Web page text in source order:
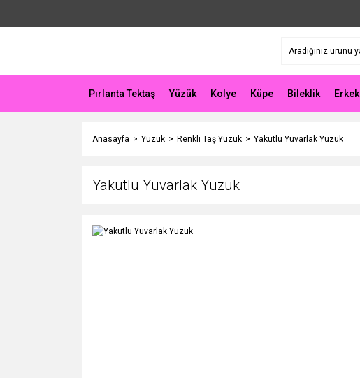
Pırlanta Tektaş Yüzük Kolye Küpe Bileklik Erkek
Anasayfa Yüzük Renkli Taş Yüzük Yakutlu Yuvarlak Yüzük
Yakutlu Yuvarlak Yüzük